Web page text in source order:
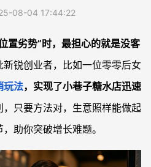
？
08-04 17:44:22
置劣势”时，最担心的就是没客
新锐创业者，比如一位零零后女
玩法，实现了小巷子糖水店迅速
只要方法对，生意照样能做起
助你突破增长难题。